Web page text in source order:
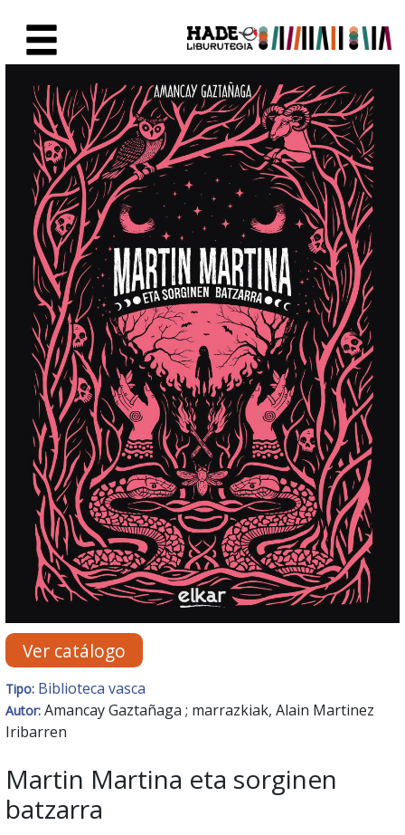
Ficha de Novedades -
Ver catálogo
Tipo: Biblioteca vasca
Autor: Amancay Gaztañaga ; marrazkiak, Alain Martinez
Iribarren
Martin Martina eta sorginen
batzarra